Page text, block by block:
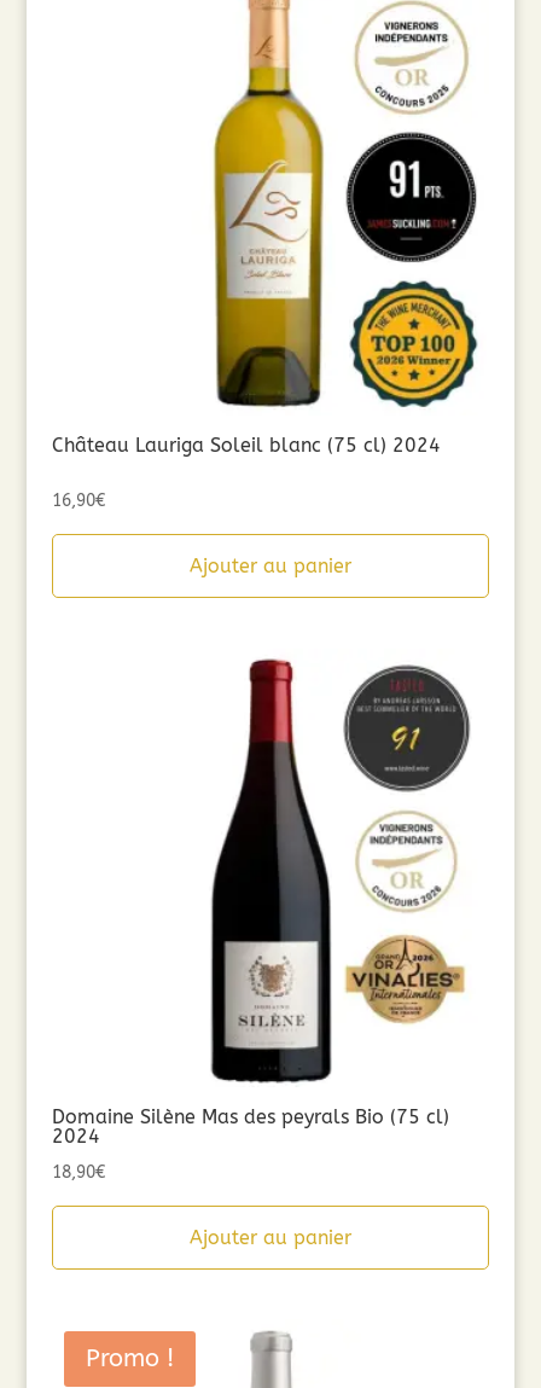
Château Lauriga Soleil blanc (75 cl) 2024
16,90€
Ajouter au panier
Domaine Silène Mas des peyrals Bio (75 cl)
2024
18,90€
Ajouter au panier
Promo !